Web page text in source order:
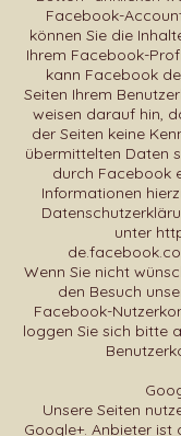
Facebook-
können Sie die
Ihrem Facebook-
kann Facebook
Seiten Ihrem
weisen darauf hin,
der Seiten keine
übermittelten Daten
durch Facebook
Informationen
unter
Wenn Sie nicht
den Besuch
Facebook-
loggen Sie sich bitte
Unsere Seiten
Google+. Anbieter ist